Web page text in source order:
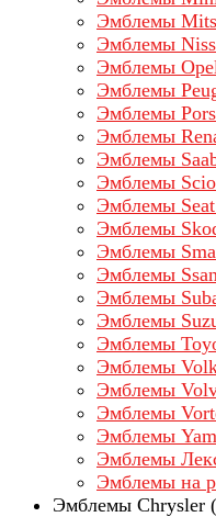
Эмблемы
Эмблемы
Эмблемы
Эмблемы
Эмблемы
Эмблемы
Эмблемы
Эмблемы
Эмблемы
Эмблемы
Эмблемы
Эмблемы
Эмблемы
Эмблемы
Эмблемы
Эмблемы
Эмблемы
Эмблемы
Эмблемы
Эмблемы
Эмблемы на
Эмблемы Chrysler